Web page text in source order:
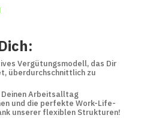
Vergütungsmodell, das Dir
überdurchschnittlich zu
Deinen Arbeitsalltag
und die perfekte Work-Life-
unserer flexiblen Strukturen!